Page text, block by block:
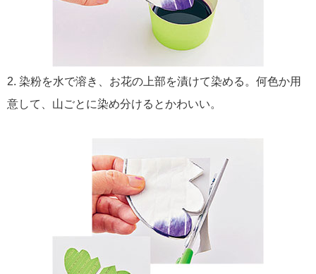
2. 染粉を水で溶き、お花の上部を漬けて染める。何色か用
意して、山ごとに染め分けるとかわいい。